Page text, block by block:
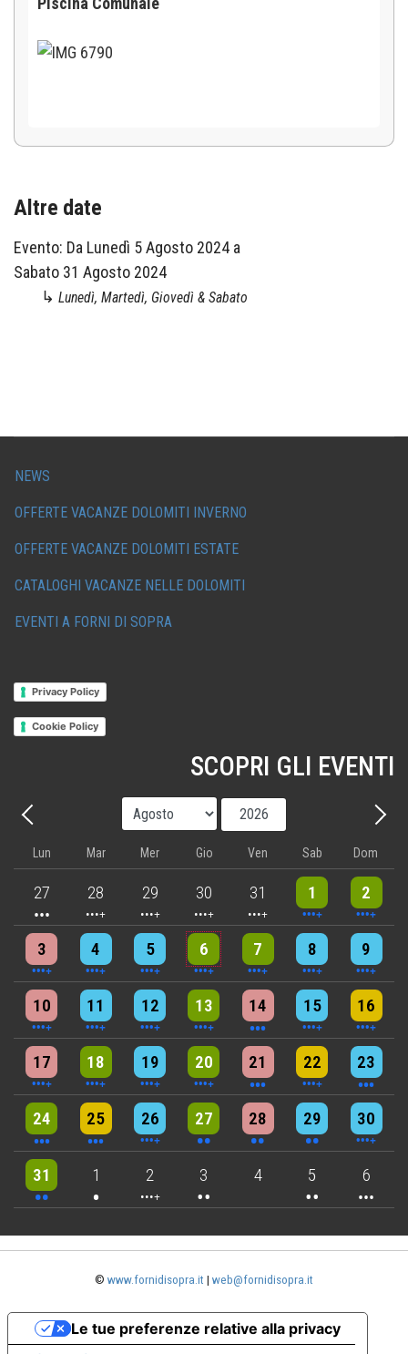
Altre date
Evento: Da Lunedì 5 Agosto 2024 a
Sabato 31 Agosto 2024
↳ Lunedì, Martedì, Giovedì & Sabato
NEWS
OFFERTE VACANZE DOLOMITI INVERNO
OFFERTE VACANZE DOLOMITI ESTATE
CATALOGHI VACANZE NELLE DOLOMITI
EVENTI A FORNI DI SOPRA
Privacy Policy
Cookie Policy
SCOPRI GLI EVENTI
Precedente - Mese
Anno
Lun Mar Mer Gio Ven Sab Dom
27
3 events 28
4 events 29
5 events 30
5 events 31
5 events 1
10 events 2
8 events
3
4 events 4
4 events 5
7 events 6
6 events 7
5 events 8
7 events 9
8 events
10
6 events 11
7 events 12
7 events 13
9 events 14
3 events 15
5 events 16
4 events
17
5 events 18
6 events 19
7 events 20
6 events 21
3 events 22
4 events 23
3 events
24
3 events 25
3 events 26
6 events 27
2 events 28
2 events 29
2 events 30
4 events
31
2 events 1
One event 2
4 events 3
2 events 4 5
2 events 6
3 events
© www.fornidisopra.it | web@fornidisopra.it
Le tue preferenze relative alla privacy